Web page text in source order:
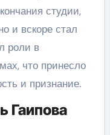
студии,
и вскоре стал
роли в
что принесло
и признание.
Гаипова